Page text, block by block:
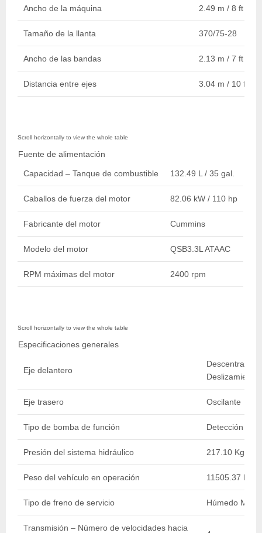
Ancho de la máquina 2.49 m / 8 ft 2 in.
Tamaño de la llanta 370/75-28
Ancho de las bandas 2.13 m / 7 ft
Distancia entre ejes 3.04 m / 10 ft
Fuente de alimentación
Capacidad – Tanque de combustible 132.49 L / 35 gal.
Caballos de fuerza del motor 82.06 kW / 110 hp
Fabricante del motor Cummins
Modelo del motor QSB3.3L ATAAC
RPM máximas del motor 2400 rpm
Especificaciones generales
Eje delantero
Deslizamiento
Eje trasero Oscilante
Tipo de bomba de función Detección
Presión del sistema hidráulico 217.10 Kg/
Peso del vehículo en operación 11505.37 kg /
Tipo de freno de servicio Húmedo
Transmisión – Número de velocidades hacia